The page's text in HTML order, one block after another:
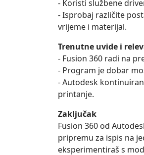
- Koristi službene
- Isprobaj različite
vrijeme i materijal.
Trenutne uvide i
- Fusion 360 radi na
- Program je dobar
- Autodesk
printanje.
Zaključak
Fusion 360 od
pripremu za ispis na
eksperimentiraš s